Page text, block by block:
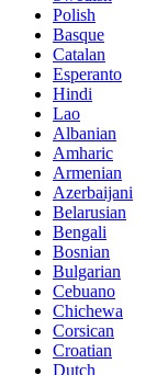
Polish
Basque
Catalan
Esperanto
Hindi
Lao
Albanian
Amharic
Armenian
Azerbaijani
Belarusian
Bengali
Bosnian
Bulgarian
Cebuano
Chichewa
Corsican
Croatian
Dutch